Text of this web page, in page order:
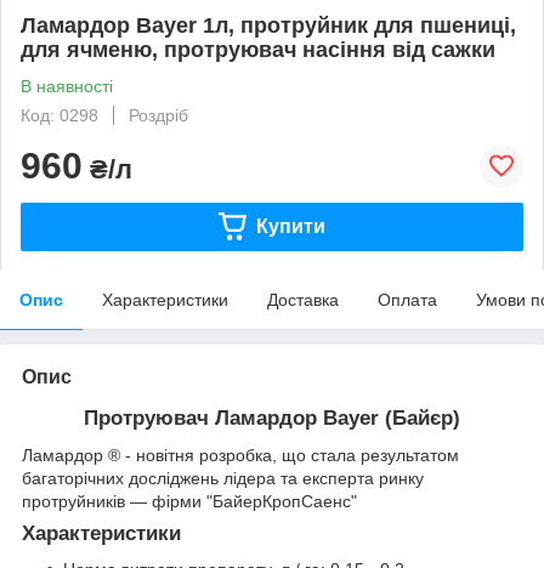
Ламардор Bayer 1л, протруйник для пшениці,
для ячменю, протруювач насіння від сажки
В наявності
Код: 0298
Роздріб
960 ₴/л
Купити
Опис Характеристики Доставка Оплата Умови
Опис
Протруювач Ламардор Bayer (Байєр)
Ламардор ® - новітня розробка, що стала результатом
багаторічних досліджень лідера та експерта ринку
протруйників ― фірми "БайерКропСаенс"
Характеристики